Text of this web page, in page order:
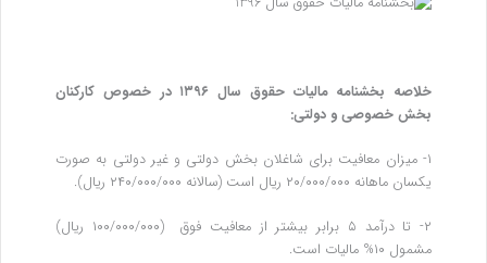
خلاصه بخشنامه مالیات حقوق سال ۱۳۹۶ در خصوص کارکنان
بخش خصوصی و دولتی:
۱- میزان معافیت برای شاغلان بخش دولتی و غیر دولتی به صورت
یکسان ماهانه ۲۰/۰۰۰/۰۰۰ ریال است (سالانه ۲۴۰/۰۰۰/۰۰۰ ریال).
۲- تا درآمد ۵ برابر بیشتر از معافیت فوق (۱۰۰/۰۰۰/۰۰۰ ریال)
مشمول ۱۰% مالیات است.